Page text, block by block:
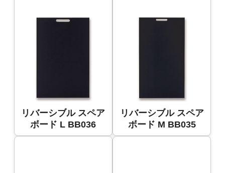
リバーシブル スペア
ボード L BB036
リバーシブル スペア
ボード M BB035